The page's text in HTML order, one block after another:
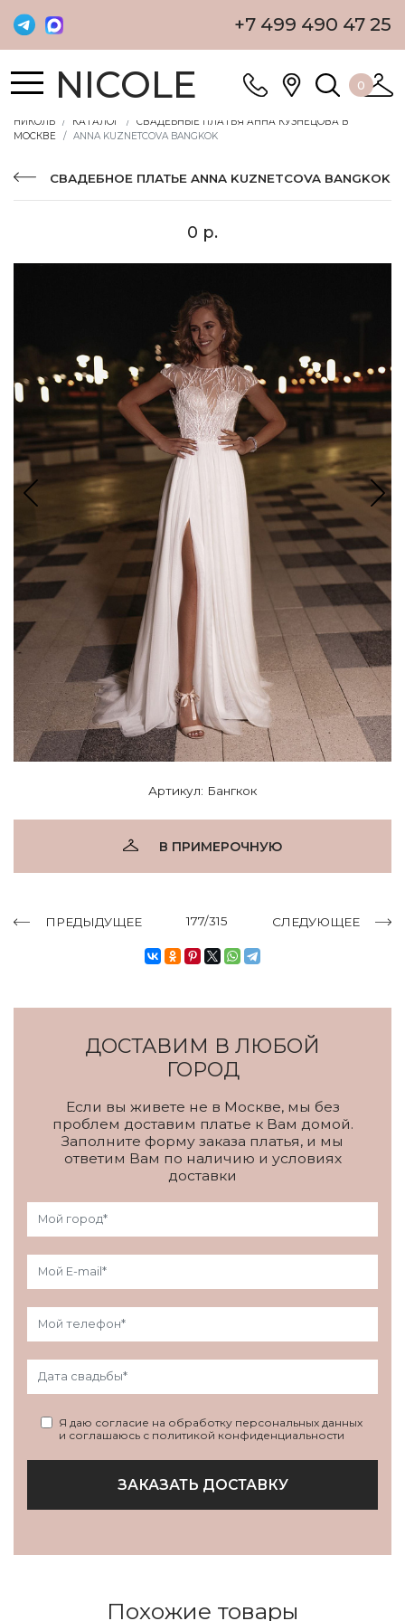
+7 499 490 47 25
NICOLE 0
НИКОЛЬ КАТАЛОГ
СВАДЕБНЫЕ ПЛАТЬЯ АННА КУЗНЕЦОВА В
МОСКВЕ
ANNA KUZNETCOVA BANGKOK
СВАДЕБНОЕ ПЛАТЬЕ ANNA KUZNETCOVA BANGKOK
0 р.
Артикул: Бангкок
В ПРИМЕРОЧНУЮ
ПРЕДЫДУЩЕЕ 177/315 СЛЕДУЮЩЕЕ
ДОСТАВИМ В ЛЮБОЙ
ГОРОД
Если вы живете не в Москве, мы без
проблем доставим платье к Вам домой.
Заполните форму заказа платья, и мы
ответим Вам по наличию и условиях
доставки
Я даю согласие на обработку персональных данных
и соглашаюсь с политикой конфиденциальности
ЗАКАЗАТЬ ДОСТАВКУ
Похожие товары